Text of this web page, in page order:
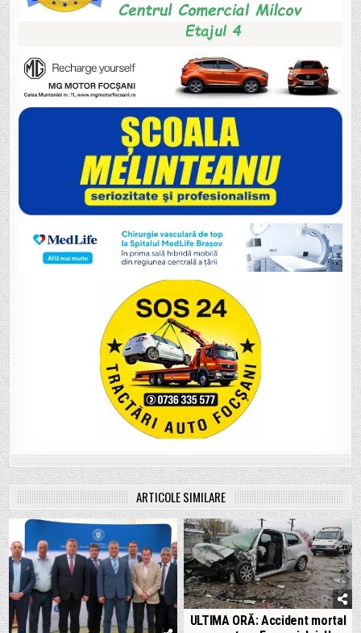
ARTICOLE SIMILARE
ULTIMA ORĂ: Accident mortal